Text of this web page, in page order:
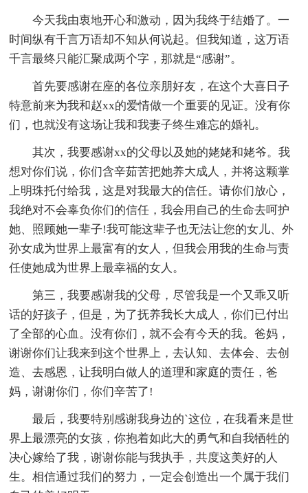
今天我由衷地开心和激动，因为我终于结婚了。一
时间纵有千言万语却不知从何说起。但我知道，这万语
千言最终只能汇聚成两个字，那就是“感谢”。
首先要感谢在座的各位亲朋好友，在这个大喜日子
特意前来为我和赵xx的爱情做一个重要的见证。没有你
们，也就没有这场让我和我妻子终生难忘的婚礼。
其次，我要感谢xx的父母以及她的姥姥和姥爷。我
想对你们说，你们含辛茹苦把她养大成人，并将这颗掌
上明珠托付给我，这是对我最大的信任。请你们放心，
我绝对不会辜负你们的信任，我会用自己的生命去呵护
她、照顾她一辈子!我可能这辈子也无法让您的女儿、外
孙女成为世界上最富有的女人，但我会用我的生命与责
任使她成为世界上最幸福的女人。
第三，我要感谢我的父母，尽管我是一个又乖又听
话的好孩子，但是，为了抚养我长大成人，你们已付出
了全部的心血。没有你们，就不会有今天的我。爸妈，
谢谢你们让我来到这个世界上，去认知、去体会、去创
造、去感恩，让我明白做人的道理和家庭的责任，爸
妈，谢谢你们，你们辛苦了!
最后，我要特别感谢我身边的`这位，在我看来是世
界上最漂亮的女孩，你抱着如此大的勇气和自我牺牲的
决心嫁给了我，谢谢你能与我执手，共度这美好的人
生。相信通过我们的努力，一定会创造出一个属于我们